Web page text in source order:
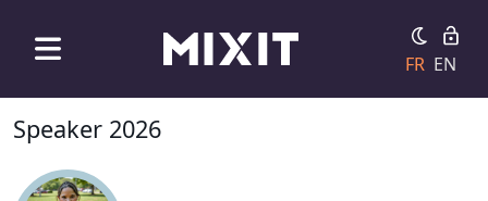
FR EN
Speaker 2026